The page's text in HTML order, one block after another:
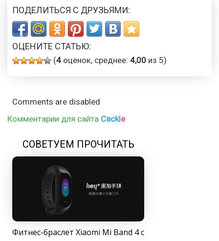
ПОДЕЛИТЬСЯ С ДРУЗЬЯМИ:
ОЦЕНИТЕ СТАТЬЮ:
(4 оценок, среднее: 4,00 из 5)
Comments are disabled
Комментарии для сайта Cackle
СОВЕТУЕМ ПРОЧИТАТЬ
Фитнес-браслет Xiaomi Mi Band 4 с